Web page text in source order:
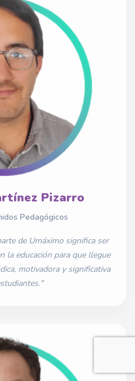
Pizarro
Pedagógicos
de Umáximo significa ser
la educación para que llegue
motivadora y significativa